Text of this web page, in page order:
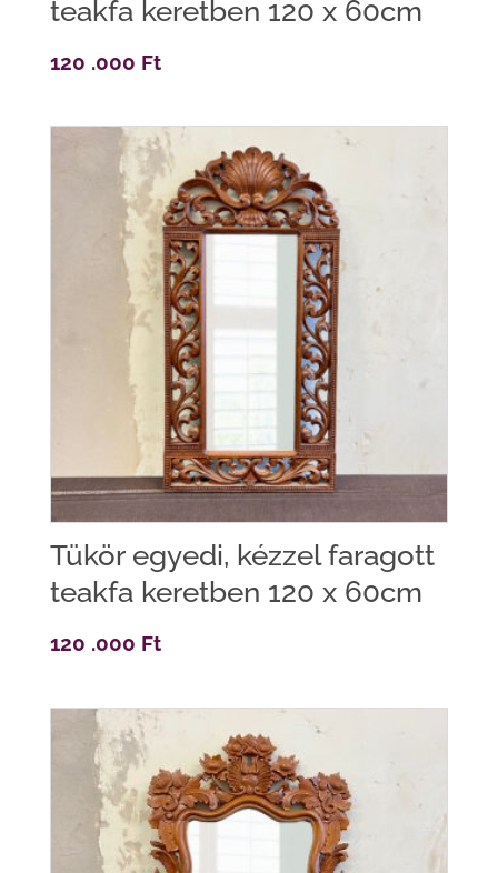
teakfa keretben 120 x 60cm
120 .000 Ft
Tükör egyedi, kézzel faragott
teakfa keretben 120 x 60cm
120 .000 Ft